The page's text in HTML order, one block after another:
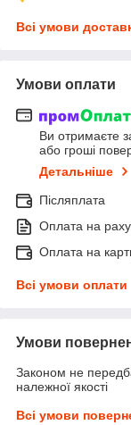
Всі умови
Умови оплати
Ви отримаєте
або гроші
Детальніше
Післяплата
Оплата на
Оплата на
Всі умови оплати
Умови
Законом не
належної якості
Всі умови